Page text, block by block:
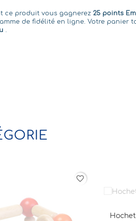
ce produit vous gagnerez 25 points
de fidélité en ligne. Votre panier
Indisponible
Lion Ingela
favorite_border